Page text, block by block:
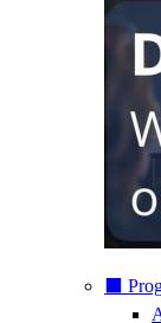
⬛️